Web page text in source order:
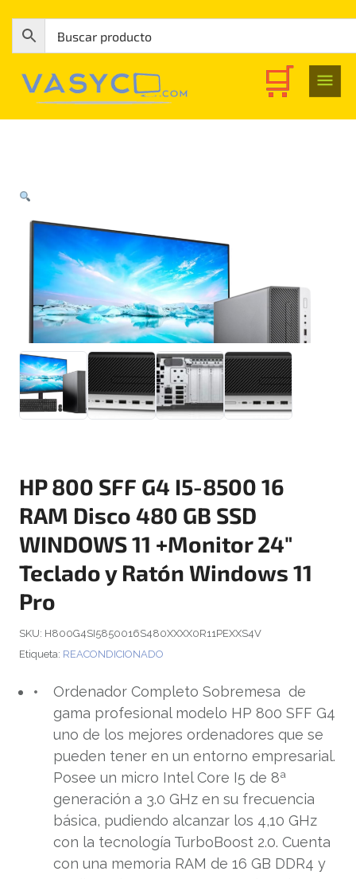
HP 800 SFF G4 I5-8500 16
RAM Disco 480 GB SSD
WINDOWS 11 +Monitor 24″
Teclado y Ratón Windows 11
Pro
SKU: H800G4SI5850016S480XXXX0R11PEXXS4V
Etiqueta: REACONDICIONADO
Ordenador Completo Sobremesa de
gama profesional modelo HP 800 SFF G4
uno de los mejores ordenadores que se
pueden tener en un entorno empresarial.
Posee un micro Intel Core I5 de 8ª
generación a 3.0 GHz en su frecuencia
básica, pudiendo alcanzar los 4,10 GHz
con la tecnología TurboBoost 2.0. Cuenta
con una memoria RAM de 16 GB DDR4 y